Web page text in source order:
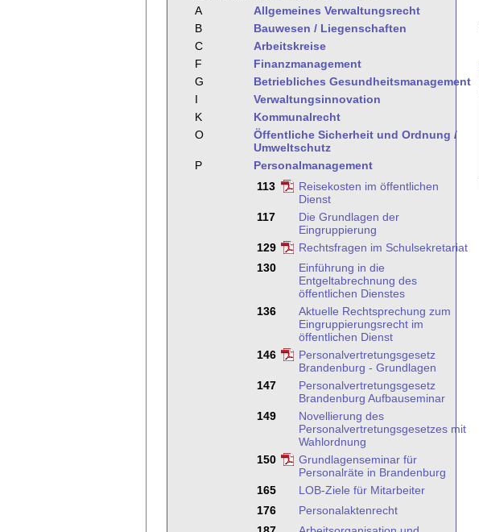
A
Allgemeines Verwaltungsrecht
B
Bauwesen / Liegenschaften
C
Arbeitskreise
F
Finanzmanagement
G
Betriebliches Gesundheitsmanagement
I
Verwaltungsinnovation
K
Kommunalrecht
O
Öffentliche Sicherheit und Ordnung /
Umweltschutz
P
Personalmanagement
113
Reisekosten im öffentlichen
Dienst
117
Die Grundlagen der
Eingruppierung
129
Rechtsfragen im Schulsekretariat
130
Einführung in die
Entgeltabrechnung des
öffentlichen Dienstes
136
Aktuelle Rechtsprechung zum
Eingruppierungsrecht im
öffentlichen Dienst
146
Personalvertretungsgesetz
Brandenburg - Grundlagen
147
Personalvertretungsgesetz
Brandenburg Aufbauseminar
149
Novellierung des
Personalvertretungsgesetzes mit
Wahlordnung
150
Grundlagenseminar für
Personalräte in Brandenburg
165
LOB-Ziele für Mitarbeiter
176
Personalaktenrecht